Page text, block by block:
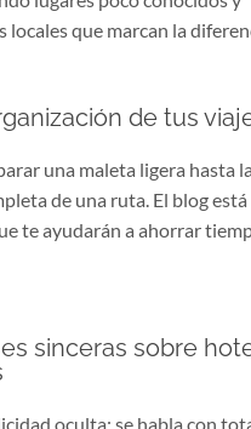
locales que marcan la
de tus
una maleta ligera hasta la
de una ruta. El blog
te ayudarán a ahorrar
sinceras sobre
oculta: se habla con